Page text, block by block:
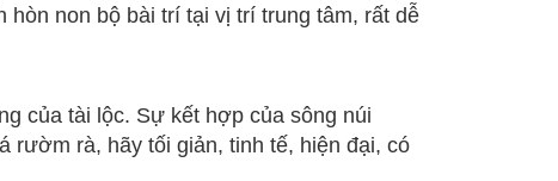
non bộ bài trí tại vị trí trung tâm, rất dễ
của tài lộc. Sự kết hợp của sông núi
rườm rà, hãy tối giản, tinh tế, hiện đại, có